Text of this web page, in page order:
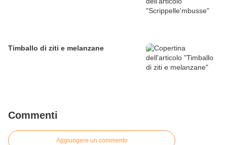
Timballo di ziti e melanzane
Commenti
Aggiungere un commento